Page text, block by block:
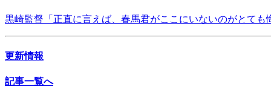
黒崎監督「正直に言えば、春馬君がここにいないのがとても
更新情報
記事一覧へ